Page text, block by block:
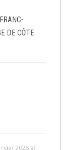
DE CÔTE
2026 at